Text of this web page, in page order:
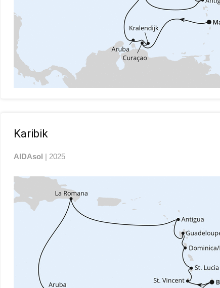
Karibik
AIDAsol | 2025